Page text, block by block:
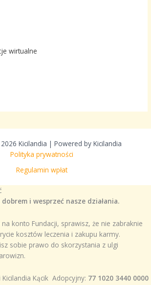
wirtualne
Kicilandia | Powered by Kicilandia
Polityka prywatności
Regulamin wpłat
i wesprzeć nasze działania.
na konto Fundacji, sprawisz, że nie zabraknie
kosztów leczenia i zakupu karmy.
sobie prawo do skorzystania z ulgi
Kącik Adopcyjny: 77 1020 3440 0000